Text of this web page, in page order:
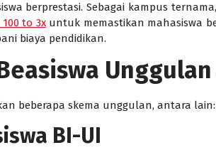
berprestasi. Sebagai kampus
to 3xuntuk memastikan mahasiswa
biaya pendidikan.
Unggulan
beberapa skema unggulan, antara lain:
BI-UI